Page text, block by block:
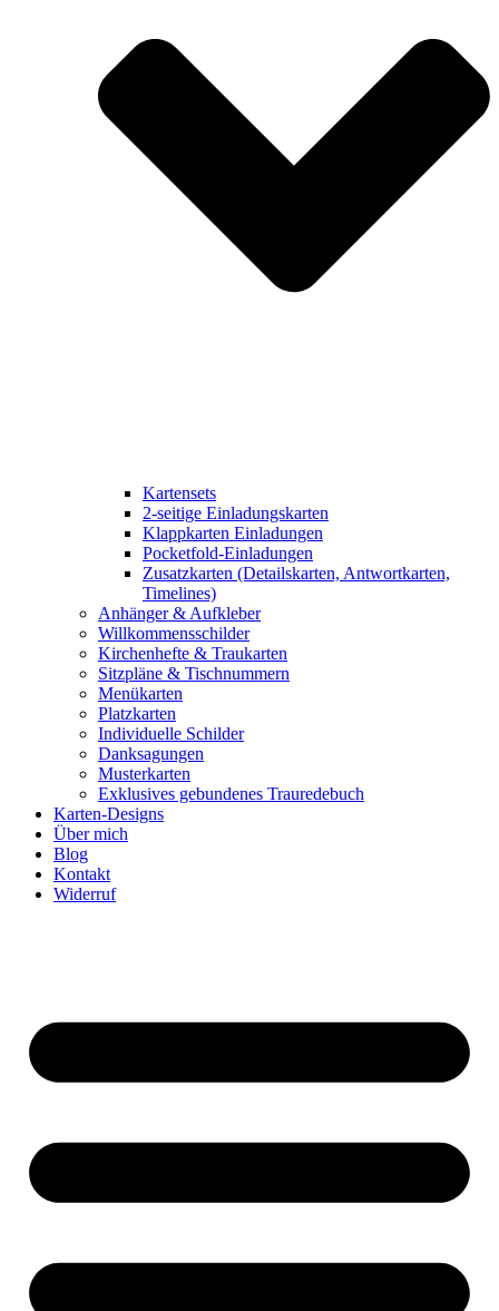
Kartensets
2-seitige Einladungskarten
Klappkarten Einladungen
Pocketfold-Einladungen
Zusatzkarten (Detailskarten, Antwortkarten,
Timelines)
Anhänger & Aufkleber
Willkommensschilder
Kirchenhefte & Traukarten
Sitzpläne & Tischnummern
Menükarten
Platzkarten
Individuelle Schilder
Danksagungen
Musterkarten
Exklusives gebundenes Trauredebuch
Karten-Designs
Über mich
Blog
Kontakt
Widerruf